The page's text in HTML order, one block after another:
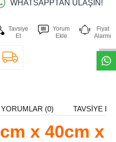
W
h
t
s
a
p
p
D
e
s
e
H
a
t
t
WHATSAPPTAN ULAŞIN!
Tavsiye
Et
Yorum
Ekle
Fiyat
Alarmı
YORUMLAR (0) TAVSIYE ET
x 40cm x